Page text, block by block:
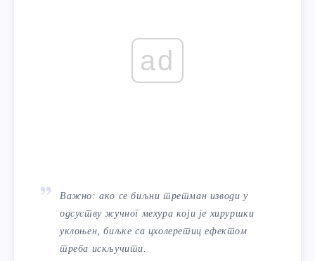
ad
Важно: ако се биљни третман изводи у
одсуству жучног мехура који је хируршки
уклоњен, биљке са цхолеретиц ефектом
треба искључити.